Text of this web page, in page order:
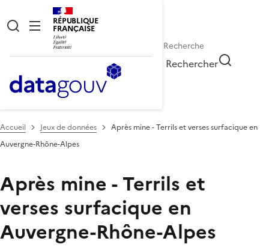
RÉPUBLIQUE
FRANÇAISE
Rechercher
Accueil Jeux de données
Après mine - Terrils et verses surfacique en
Auvergne-Rhône-Alpes
Après mine - Terrils et
verses surfacique en
Auvergne-Rhône-Alpes